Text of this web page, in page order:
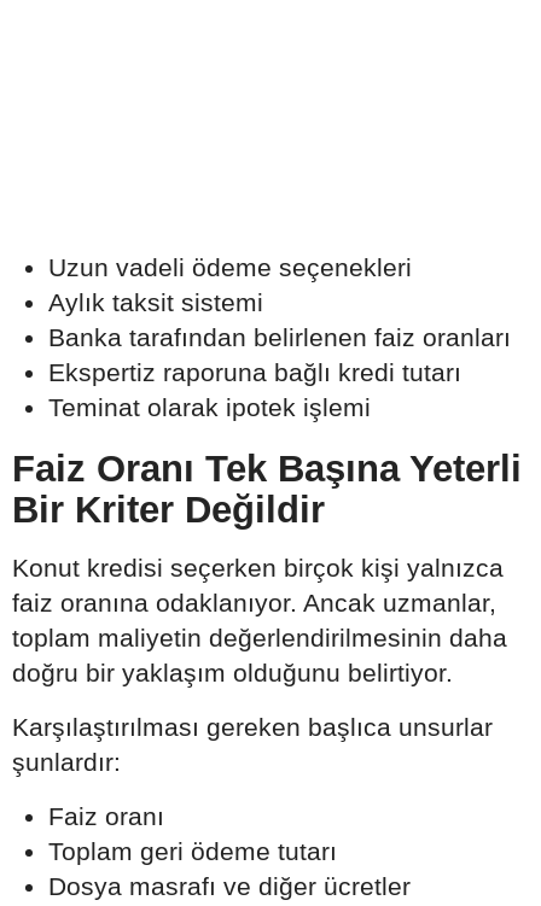
Uzun vadeli ödeme seçenekleri
Aylık taksit sistemi
Banka tarafından belirlenen faiz oranları
Ekspertiz raporuna bağlı kredi tutarı
Teminat olarak ipotek işlemi
Faiz Oranı Tek Başına Yeterli
Bir Kriter Değildir
Konut kredisi seçerken birçok kişi yalnızca
faiz oranına odaklanıyor. Ancak uzmanlar,
toplam maliyetin değerlendirilmesinin daha
doğru bir yaklaşım olduğunu belirtiyor.
Karşılaştırılması gereken başlıca unsurlar
şunlardır:
Faiz oranı
Toplam geri ödeme tutarı
Dosya masrafı ve diğer ücretler